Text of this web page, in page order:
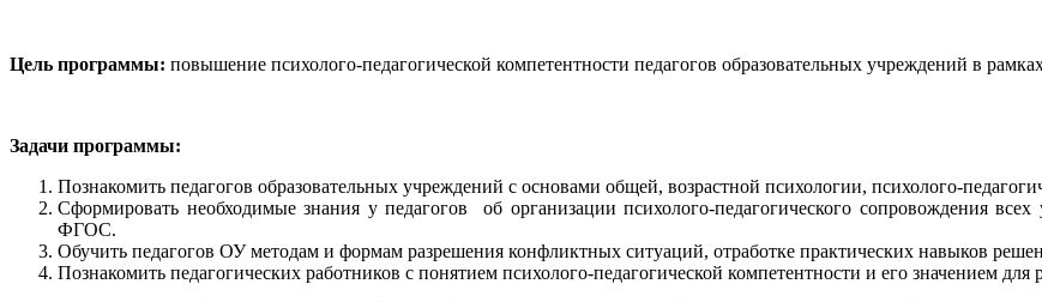
Цель программы: повышение психолого-педагогической компетентности педагогов образовательных учреждений в
Задачи программы:
Познакомить педагогов образовательных учреждений с основами общей, возрастной психологии, психолого-
Сформировать необходимые знания у педагогов об организации психолого-педагогического сопровождения
ФГОС.
Обучить педагогов ОУ методам и формам разрешения конфликтных ситуаций, отработке практических навыков
Познакомить педагогических работников с понятием психолого-педагогической компетентности и его значением